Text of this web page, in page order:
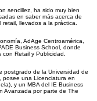
sencillez, ha sido muy bien
en saber más acerca de
llevados a la práctica.
AdAge Centroamérica,
Business School, donde
Retail y Publicidad.
postgrado de la Universidad de
posee una Licenciatura en
y un MBA del IE Business
Avanzada por parte de The